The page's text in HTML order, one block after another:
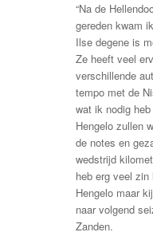
“Na de
gereden kwam
Ilse degene is
Ze heeft veel
verschillende
tempo met de
wat ik nodig
Hengelo zullen
de notes en
wedstrijd
heb erg veel
Hengelo maar
naar volgend
Zanden.